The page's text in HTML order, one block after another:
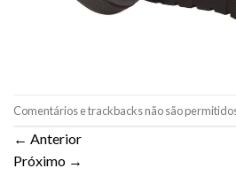
Comentários e trackbacks não são
← Anterior
Próximo →